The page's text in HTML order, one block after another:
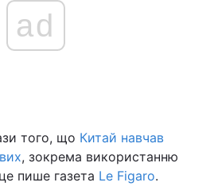
Політика
Світ
ad
того, що Китай навчав
, зокрема використанню
пише газета Le Figaro.